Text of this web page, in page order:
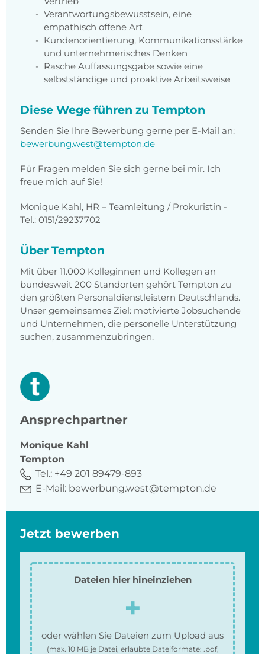
Verantwortungsbewusstsein, eine
empathisch offene Art
Kundenorientierung, Kommunikationsstärke
und unternehmerisches Denken
Rasche Auffassungsgabe sowie eine
selbstständige und proaktive Arbeitsweise
Diese Wege führen zu Tempton
Senden Sie Ihre Bewerbung gerne per E-Mail an:
bewerbung.west@tempton.de
Für Fragen melden Sie sich gerne bei mir. Ich
freue mich auf Sie!
Monique Kahl, HR – Teamleitung / Prokuristin -
Tel.: 0151/29237702
Über Tempton
Mit über 11.000 Kolleginnen und Kollegen an
bundesweit 200 Standorten gehört Tempton zu
den größten Personaldienstleistern Deutschlands.
Unser gemeinsames Ziel: motivierte Jobsuchende
und Unternehmen, die personelle Unterstützung
suchen, zusammenzubringen.
Ansprechpartner
Monique Kahl
Tempton
Tel.: +49 201 89479-893
E-Mail: bewerbung.west@tempton.de
Jetzt bewerben
Dateien hier hineinziehen
oder wählen Sie Dateien zum Upload aus
(max. 10 MBje Datei, erlaubte Dateiformate: .pdf,